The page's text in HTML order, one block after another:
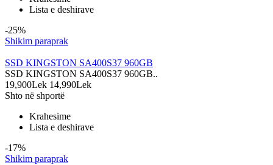
Lista e deshirave
-25%
Shikim paraprak
SSD KINGSTON SA400S37 960GB
SSD KINGSTON SA400S37 960GB..
19,900Lek 14,990Lek
Shto në shportë
Krahesime
Lista e deshirave
-17%
Shikim paraprak